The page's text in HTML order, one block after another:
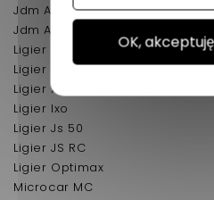
Jdm Albizia
Jdm Aloes
Ligier Xtoo 2
Ligier Xtoo max
Ligier Xtoo R / S / RS
Ligier Ixo
Ligier Js 50
Ligier JS RC
Ligier Optimax
Microcar MC
OK,